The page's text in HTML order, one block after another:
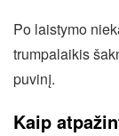
Po laistymo
trumpalaikis
puvinį.
Kaip